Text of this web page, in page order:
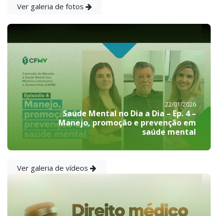
Ver galeria de fotos
22/01/2026
Saúde Mental no Dia a Dia – Ep. 4 –
Manejo, promoção e prevenção em
saúde mental
Ver galeria de vídeos